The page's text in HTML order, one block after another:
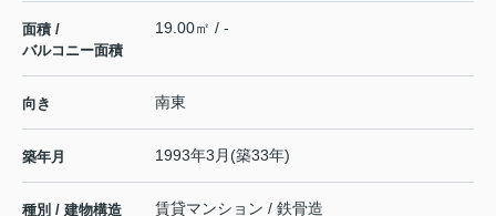
面積 /
バルコニー面積
19.00㎡ / -
向き 南東
築年月 1993年3月(築33年)
種別 / 建物構造 賃貸マンション / 鉄骨造